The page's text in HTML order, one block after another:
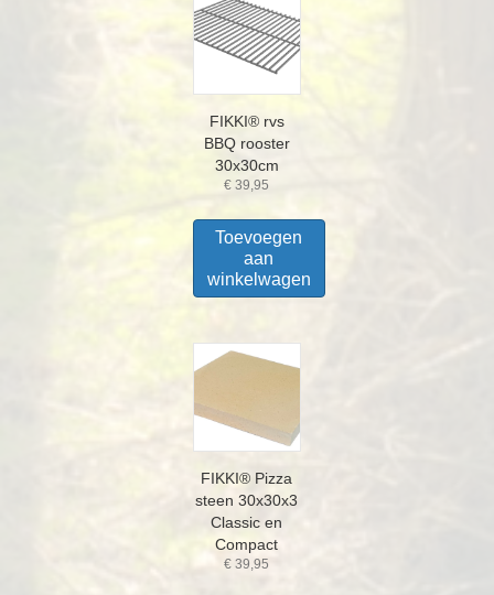
FIKKI® rvs
BBQ rooster
30x30cm
€ 39,95
Toevoegen
aan
winkelwagen
FIKKI® Pizza
steen 30x30x3
Classic en
Compact
€ 39,95